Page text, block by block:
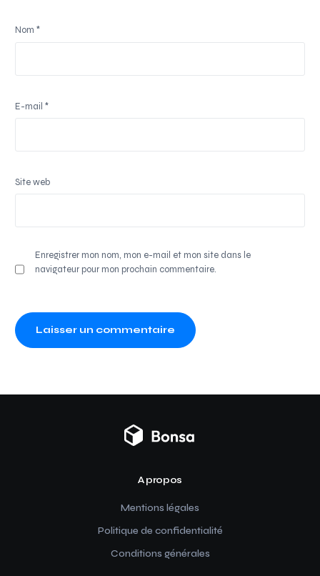
Nom*
E-mail*
Site web
Enregistrer mon nom, mon e-mail et mon site dans le
navigateur pour mon prochain commentaire.
A propos
Mentions légales
Politique de confidentialité
Conditions générales